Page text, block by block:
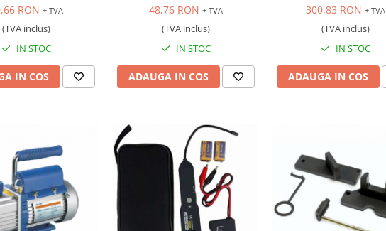
RON + TVA
(TVA inclus)
IN STOC
IN COS
48,76 RON + TVA
(TVA inclus)
IN STOC
ADAUGA IN COS
300,83 RON + TVA
(TVA inclus)
IN STOC
ADAUGA IN COS